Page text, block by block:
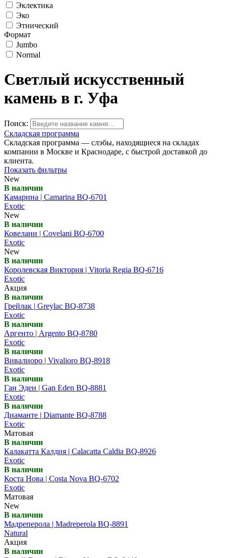
Эклектика
Эко
Этнический
Формат
Jumbo
Normal
Светлый искусственный
камень в г. Уфа
Поиск:
Складская программа
Складская программа — слэбы, находящиеся на складах
компании в Москве и Краснодаре, с быстрой доставкой до
клиента.
Показать фильтры
New
В наличии
Камарина | Camarina BQ-6701
Exotic
New
В наличии
Ковелани | Covelani BQ-6700
Exotic
New
В наличии
Королевская Виктория | Vitoria Regia BQ-6716
Exotic
Акция
В наличии
Грейлак | Greylac BQ-8738
Exotic
В наличии
Аргенто | Argento BQ-8780
Exotic
В наличии
Вивалиоро | Vivalioro BQ-8918
Exotic
В наличии
Ган Эден | Gan Eden BQ-8881
Exotic
В наличии
Диаманте | Diamante BQ-8788
Exotic
Матовая
В наличии
Калакатта Калдия | Calacatta Caldia BQ-8926
Exotic
В наличии
Коста Нова | Costa Nova BQ-6702
Exotic
Матовая
New
В наличии
Мадреперола | Madreperola BQ-8891
Natural
Акция
В наличии